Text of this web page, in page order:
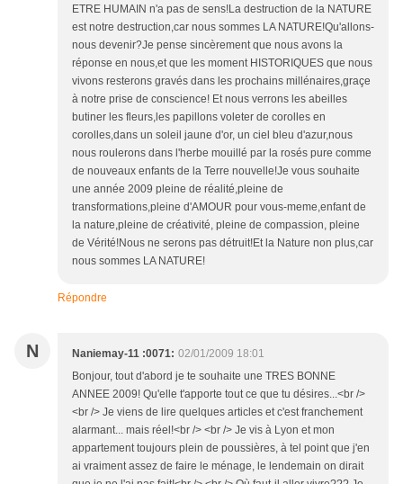
ETRE HUMAIN n'a pas de sens!La destruction de la NATURE
est notre destruction,car nous sommes LA NATURE!Qu'allons-
nous devenir?Je pense sincèrement que nous avons la
réponse en nous,et que les moment HISTORIQUES que nous
vivons resterons gravés dans les prochains millénaires,graçe
à notre prise de conscience! Et nous verrons les abeilles
butiner les fleurs,les papillons voleter de corolles en
corolles,dans un soleil jaune d'or, un ciel bleu d'azur,nous
nous roulerons dans l'herbe mouillé par la rosés pure comme
de nouveaux enfants de la Terre nouvelle!Je vous souhaite
une année 2009 pleine de réalité,pleine de
transformations,pleine d'AMOUR pour vous-meme,enfant de
la nature,pleine de créativité, pleine de compassion, pleine
de Vérité!Nous ne serons pas détruit!Et la Nature non plus,car
nous sommes LA NATURE!
Répondre
N Naniemay-11 :0071: 02/01/2009 18:01
Bonjour, tout d'abord je te souhaite une TRES BONNE
ANNEE 2009! Qu'elle t'apporte tout ce que tu désires...<br />
<br /> Je viens de lire quelques articles et c'est franchement
alarmant... mais réel!<br /> <br /> Je vis à Lyon et mon
appartement toujours plein de poussières, à tel point que j'en
ai vraiment assez de faire le ménage, le lendemain on dirait